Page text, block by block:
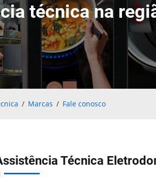
técnica na
Marcas Fale conosco
Técnica